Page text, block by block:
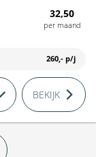
32,50
per maand
260,- p/j
BEKIJK